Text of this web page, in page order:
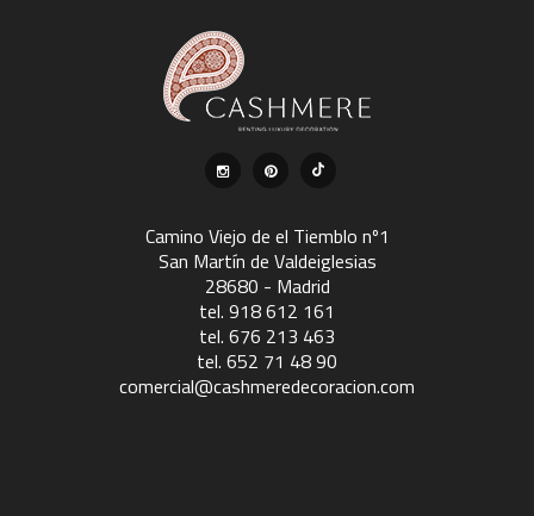
Camino Viejo de el Tiemblo nº1
San Martín de Valdeiglesias
28680 - Madrid
tel. 918 612 161
tel. 676 213 463
tel. 652 71 48 90
comercial@cashmeredecoracion.com